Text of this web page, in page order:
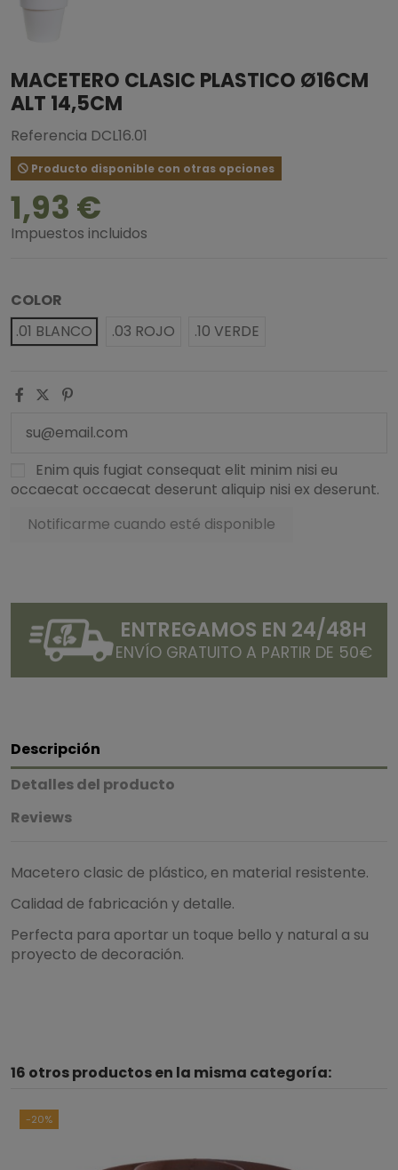
MACETERO CLASIC PLASTICO Ø16CM
ALT 14,5CM
Referencia DCL16.01
Producto disponible con otras opciones
1,93 €
Impuestos incluidos
COLOR
.01 BLANCO
.03 ROJO .10 VERDE
Enim quis fugiat consequat elit minim nisi eu
occaecat occaecat deserunt aliquip nisi ex deserunt.
ENTREGAMOS EN 24/48H
ENVÍO GRATUITO A PARTIR DE 50€
Descripción
Detalles del producto
Reviews
Macetero clasic de plástico, en material resistente.
Calidad de fabricación y detalle.
Perfecta para aportar un toque bello y natural a su
proyecto de decoración.
16 otros productos en la misma categoría:
-20%